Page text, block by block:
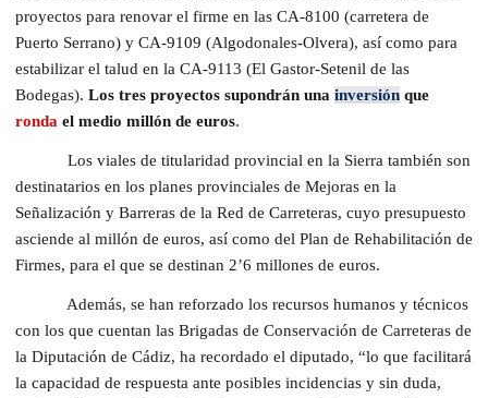
proyectos para renovar el firme en las CA-8100 (carretera de
Puerto Serrano) y CA-9109 (Algodonales-Olvera), así como para
estabilizar el talud en la CA-9113 (El Gastor-Setenil de las
Bodegas). Los tres proyectos supondrán una inversión que
ronda el medio millón de euros.
Los viales de titularidad provincial en la Sierra también son
destinatarios en los planes provinciales de Mejoras en la
Señalización y Barreras de la Red de Carreteras, cuyo presupuesto
asciende al millón de euros, así como del Plan de Rehabilitación de
Firmes, para el que se destinan 2’6 millones de euros.
Además, se han reforzado los recursos humanos y técnicos
con los que cuentan las Brigadas de Conservación de Carreteras de
la Diputación de Cádiz, ha recordado el diputado, “lo que facilitará
la capacidad de respuesta ante posibles incidencias y sin duda,